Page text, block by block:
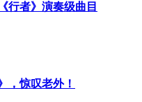
行者》演奏级曲目
，惊叹老外！